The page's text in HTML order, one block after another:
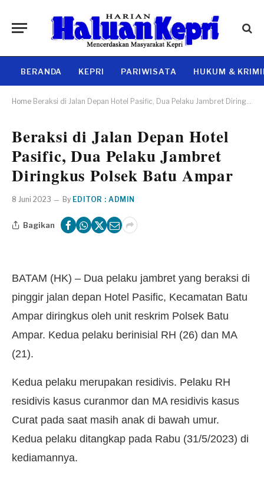
BERANDA KEPRI PARIWISATA HUKUM &
Home Beraksi di Jalan Depan Hotel Pasific, Dua Pelaku Jambret Diringkus Polsek Batu Ampar
Beraksi di Jalan Depan Hotel
Pasific, Dua Pelaku Jambret
Diringkus Polsek Batu Ampar
8 Juni 2023 By EDITOR : ADMIN
Bagikan
BATAM (HK) – Dua pelaku jambret yang beraksi di
pinggir jalan depan Hotel Pasific, Kecamatan Batu
Ampar diringkus oleh unit reskrim Polsek Batu
Ampar. Kedua pelaku berinisial RH (26) dan MA
(21).
Kedua pelaku merupakan residivis. Pelaku RH
residivis kasus curanmor dan MA residivis kasus
Curat pada saat masih anak di bawah umur.
Kedua pelaku ditangkap pada Rabu (31/5/2023) di
kediamannya.